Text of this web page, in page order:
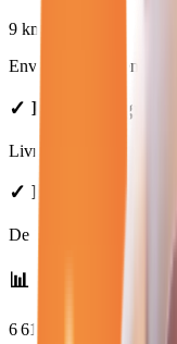
9 km
Environ
en
✓ Livraison
Livraison gratuite à
✓ Prix
De €.
📊 Statistiques des
6 610